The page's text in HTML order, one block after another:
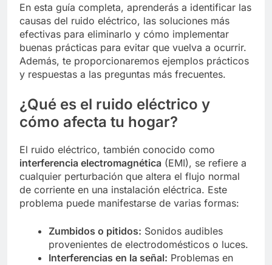
En esta guía completa, aprenderás a identificar las
causas del ruido eléctrico, las soluciones más
efectivas para eliminarlo y cómo implementar
buenas prácticas para evitar que vuelva a ocurrir.
Además, te proporcionaremos ejemplos prácticos
y respuestas a las preguntas más frecuentes.
¿Qué es el ruido eléctrico y
cómo afecta tu hogar?
El ruido eléctrico, también conocido como
interferencia electromagnética (EMI), se refiere a
cualquier perturbación que altera el flujo normal
de corriente en una instalación eléctrica. Este
problema puede manifestarse de varias formas:
Zumbidos o pitidos: Sonidos audibles
provenientes de electrodomésticos o luces.
Interferencias en la señal: Problemas en